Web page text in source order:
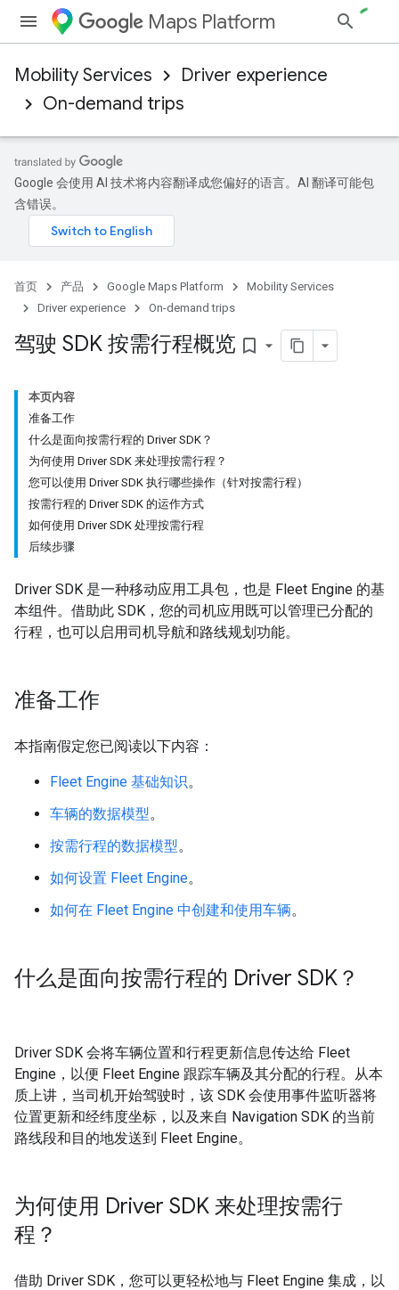
Maps Platform
Mobility Services
Driver experience
On-demand trips
Google 会使用 AI 技术将内容翻译成您偏好的语言。AI 翻译可能包
含错误。
首页 产品 Google Maps Platform
Mobility Services
Driver experience
On-demand trips
驾驶 SDK 按需行程概览 bookmark_border
本页内容
准备工作
什么是面向按需行程的 Driver SDK？
为何使用 Driver SDK 来处理按需行程？
您可以使用 Driver SDK 执行哪些操作（针对按需行程）
按需行程的 Driver SDK 的运作方式
如何使用 Driver SDK 处理按需行程
后续步骤
Driver SDK 是一种移动应用工具包，也是 Fleet Engine 的基
本组件。借助此 SDK，您的司机应用既可以管理已分配的
行程，也可以启用司机导航和路线规划功能。
准备工作
本指南假定您已阅读以下内容：
Fleet Engine 基础知识。
车辆的数据模型。
按需行程的数据模型。
如何设置 Fleet Engine。
如何在 Fleet Engine 中创建和使用车辆。
什么是面向按需行程的 Driver SDK？
Driver SDK 会将车辆位置和行程更新信息传达给 Fleet
Engine，以便 Fleet Engine 跟踪车辆及其分配的行程。从本
质上讲，当司机开始驾驶时，该 SDK 会使用事件监听器将
位置更新和经纬度坐标，以及来自 Navigation SDK 的当前
路线段和目的地发送到 Fleet Engine。
为何使用 Driver SDK 来处理按需行
程？
借助 Driver SDK，您可以更轻松地与 Fleet Engine 集成，以